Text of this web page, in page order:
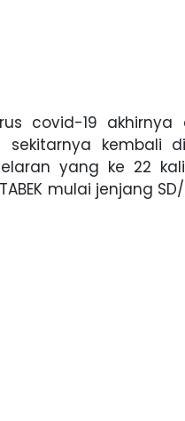
covid-19
kembali
yang ke 22
mulai jenjang